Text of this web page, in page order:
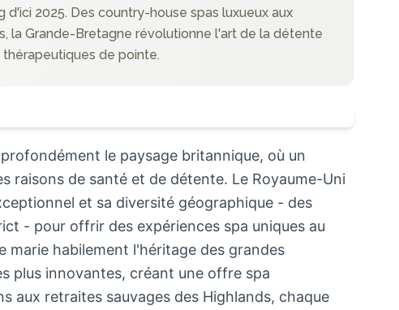
2025. Des country-house spas luxueux aux
la Grande-Bretagne révolutionne l'art de la détente
de pointe.
le paysage britannique, où un
raisons de santé et de détente. Le Royaume-Uni
et sa diversité géographique - des
- pour offrir des expériences spa uniques au
habilement l'héritage des grandes
plus innovantes, créant une offre spa
aux retraites sauvages des Highlands, chaque